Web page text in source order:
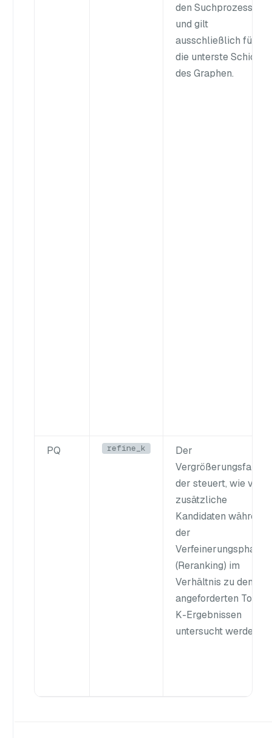
den Suchprozess aus
und gilt
ausschließlich für
die unterste Schicht
des Graphen.
PQ refine_k
Der
Vergrößerungsfaktor,
der steuert, wie viele
zusätzliche
Kandidaten während
der
Verfeinerungsphase
(Reranking) im
Verhältnis zu den
angeforderten Top-
K-Ergebnissen
untersucht werden.